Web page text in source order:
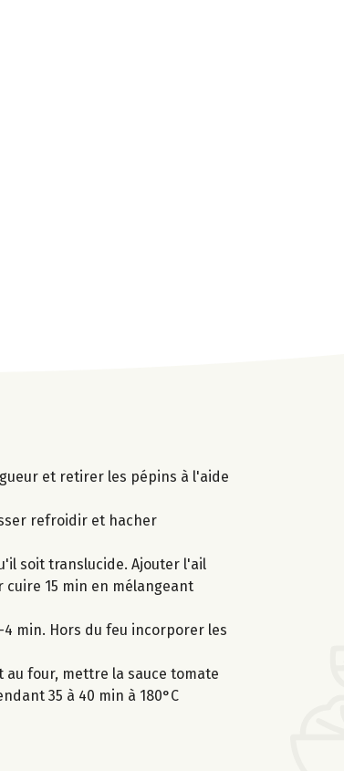
et retirer les pépins à l'aide
refroidir et hacher
soit translucide. Ajouter l'ail
15 min en mélangeant
min. Hors du feu incorporer les
four, mettre la sauce tomate
35 à 40 min à 180°C